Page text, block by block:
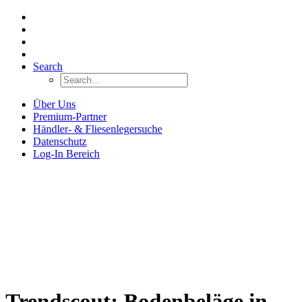
Search
Über Uns
Premium-Partner
Händler- & Fliesenlegersuche
Datenschutz
Log-In Bereich